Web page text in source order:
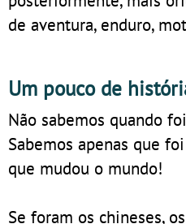
de aventura, enduro,
Um pouco de
Não sabemos quando
Sabemos apenas que
que mudou o mundo!
Se foram os chineses,